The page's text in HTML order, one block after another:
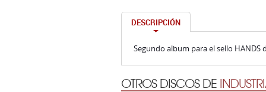
DESCRIPCIÓN
Segundo album para el sello
OTROS DISCOS DE